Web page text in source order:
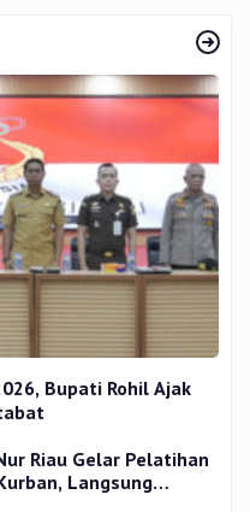
Bupati Rohil Ajak
Riau Gelar Pelatihan
Langsung